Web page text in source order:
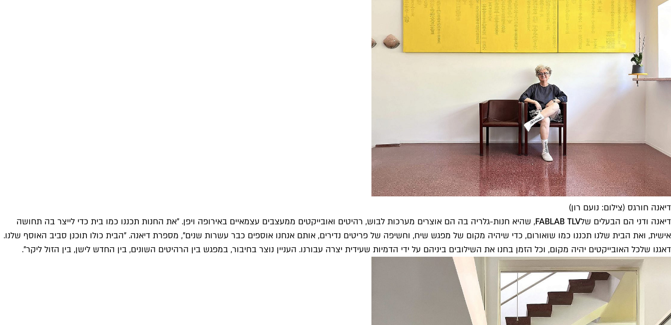
דיאנה חורגס (צילום: נועם רון)
דיאנה ודני הם הבעלים שלFABLAB TLV, שהיא חנות-גלריה בה הם אוצרים מערכות לבוש, רהיטים ואובייקטים ממעצבים עצמאיים באירופה ויפן. "את החנות תכננו כמו בית כדי לייצר בה תחושה
אישית, ואת הבית שלנו תכננו כמו שואורום, כדי שיהיה מקום של מפגש שיח, וחשיפה של פריטים נדירים, אותם אנחנו אוספים כבר עשרות שנים", מספרת דיאנה. "הבית כולו תוכנן סביב האוסף שלנו.
דאגנו שלכל האובייקטים יהיה מקום, וכל הזמן בחנו את השילובים ביניהם על ידי הדמיות שעידית יצרה עבורנו. העניין נוצר בחיבור, במפגש בין הרהיטים השונים, בין החדש לישן, בין הזול ליקר".